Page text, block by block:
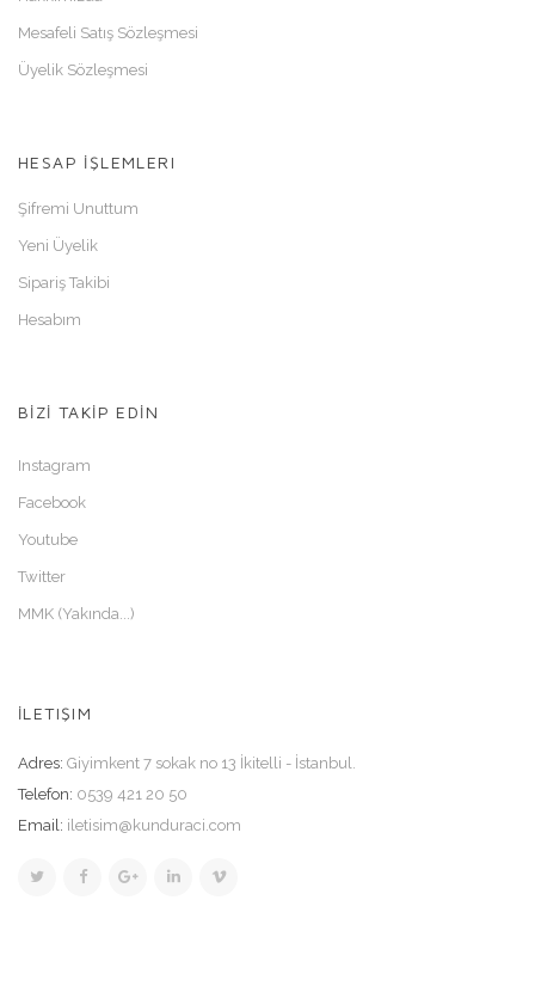
Mesafeli Satış Sözleşmesi
Üyelik Sözleşmesi
HESAP İŞLEMLERI
Şifremi Unuttum
Yeni Üyelik
Sipariş Takibi
Hesabım
BİZİ TAKİP EDİN
Instagram
Facebook
Youtube
Twitter
MMK (Yakında...)
İLETIŞIM
Adres: Giyimkent 7 sokak no 13 İkitelli - İstanbul.
Telefon: 0539 421 20 50
Email: iletisim@kunduraci.com